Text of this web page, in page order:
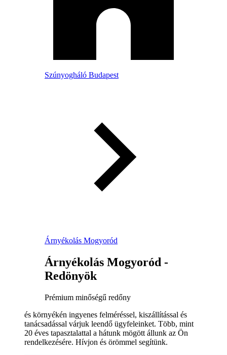
Szúnyogháló Budapest
Árnyékolás Mogyoród
Árnyékolás Mogyoród -
Redönyök
Prémium minőségű redőny
és környékén ingyenes felméréssel, kiszállítással és
tanácsadással várjuk leendő ügyfeleinket. Több, mint
20 éves tapasztalattal a hátunk mögött állunk az Ön
rendelkezésére. Hívjon és örömmel segítünk.